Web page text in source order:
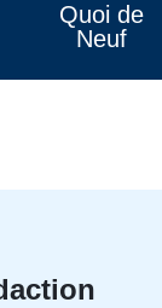
Quoi de
Neuf